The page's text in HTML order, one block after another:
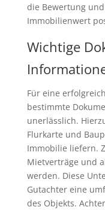
die Bewertung
Immobilienwert
Wichtige
Für eine
bestimmte
unerlässlich.
Flurkarte und
Immobilie liefern.
Mietverträge und
werden. Diese
Gutachter eine
des Objekts.